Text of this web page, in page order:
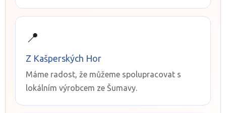
📍
Z Kašperských Hor
Máme radost, že můžeme spolupracovat s
lokálním výrobcem ze Šumavy.